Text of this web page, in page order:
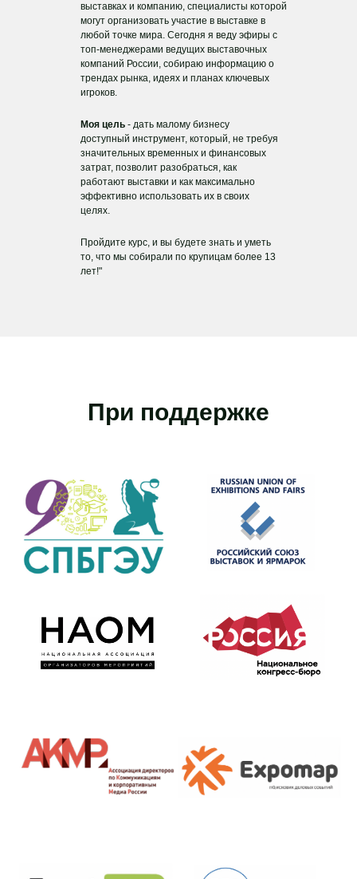
выставках и компанию, специалисты которой
могут организовать участие в выставке в
любой точке мира. Сегодня я веду эфиры с
топ-менеджерами ведущих выставочных
компаний России, собираю информацию о
трендах рынка, идеях и планах ключевых
игроков.
Моя цель - дать малому бизнесу
доступный инструмент, который, не требуя
значительных временных и финансовых
затрат, позволит разобраться, как
работают выставки и как максимально
эффективно использовать их в своих
целях.
Пройдите курс, и вы будете знать и уметь
то, что мы собирали по крупицам более 13
лет!"
При поддержке